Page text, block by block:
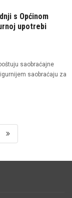
s Općinom
upotrebi
saobraćajne
saobraćaju za